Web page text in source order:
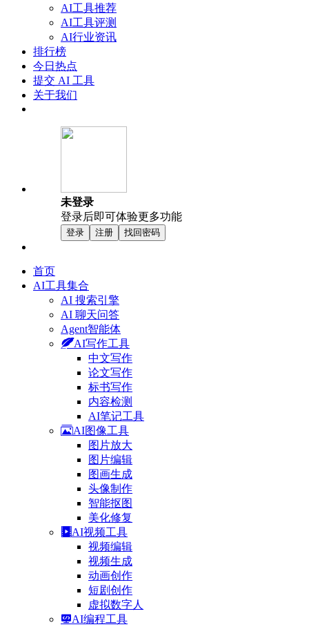
AI工具推荐
AI工具评测
AI行业资讯
排行榜
今日热点
提交 AI 工具
关于我们
未登录
登录后即可体验更多功能
登录 注册 找回密码
首页
AI工具集合
AI 搜索引擎
AI 聊天问答
Agent智能体
AI写作工具
中文写作
论文写作
标书写作
内容检测
AI笔记工具
AI图像工具
图片放大
图片编辑
图画生成
头像制作
智能抠图
美化修复
AI视频工具
视频编辑
视频生成
动画创作
短剧创作
虚拟数字人
AI编程工具